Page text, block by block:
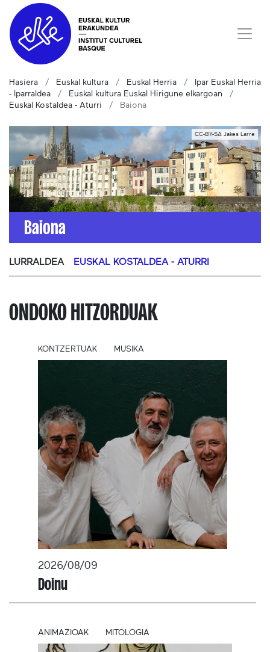
Hasiera Euskal kultura Euskal Herria
Ipar Euskal Herria
- Iparraldea
Euskal kultura Euskal Hirigune elkargoan
Euskal Kostaldea - Aturri
Baiona
Baiona
CC-BY-SA Jakes Larre
LURRALDEA EUSKAL KOSTALDEA - ATURRI
ONDOKO HITZORDUAK
KONTZERTUAK MUSIKA
2026/08/09
Doinu
ANIMAZIOAK MITOLOGIA